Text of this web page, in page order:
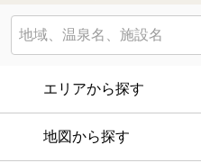
エリアから探す
地図から探す